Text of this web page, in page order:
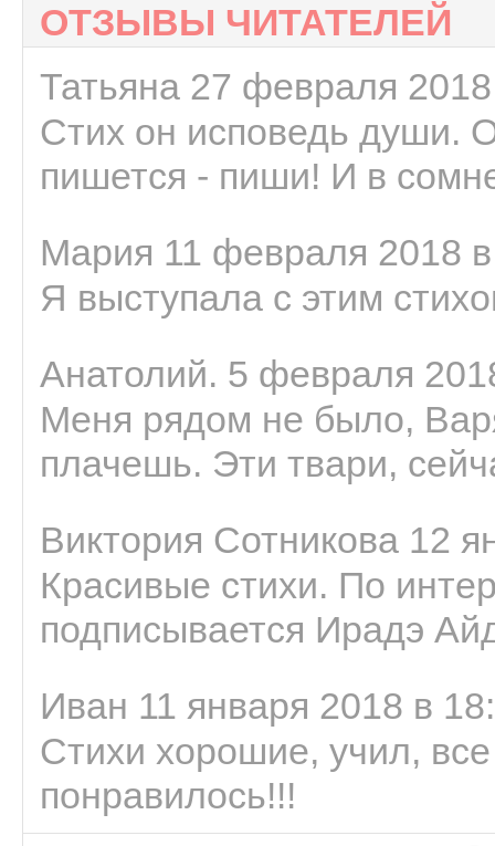
ОТЗЫВЫ ЧИТАТЕЛЕЙ
Татьяна 27 февраля
Стих он исповедь души.
пишется - пиши! И в
Мария 11 февраля 2018
Я выступала с этим
Анатолий. 5 февраля
Меня рядом не было,
плачешь. Эти твари,
Виктория Сотникова 12
Красивые стихи. По
подписывается Ирадэ
Иван 11 января 2018 в
Стихи хорошие, учил,
понравилось!!!